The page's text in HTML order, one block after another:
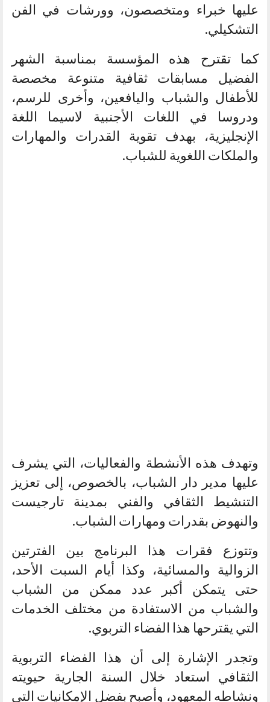
عليها خبراء ومتخصصون، وورشات في الفن
التشكيلي.
كما تقترح هذه المؤسسة بمناسبة الشهر
الفضيل مسابقات ثقافية متنوعة مخصصة
للأطفال والشباب واليافعين، وأخرى للرسم،
ودروسا في اللغات الأجنبية لاسيما اللغة
الإنجليزية، بهدف تقوية القدرات والمهارات
والملكات اللغوية للشباب.
وتهدف هذه الأنشطة والفعاليات، التي يشرف
عليها مدير دار الشباب، بالخصوص، إلى تعزيز
التنشيط الثقافي والفني بمدينة تارجيست
والنهوض بقدرات ومهارات الشباب.
وتتوزع فقرات هذا البرنامج بين الفترتين
الزوالية والمسائية، وكذا أيام السبت الأحد،
حتى يتمكن أكبر عدد ممكن من الشباب
والشباب من الاستفادة من مختلف الخدمات
التي يقترحها هذا الفضاء التربوي.
وتجدر الإشارة إلى أن هذا الفضاء التربوية
الثقافي استعاد خلال السنة الجارية حيويته
ونشاطه المعهود، وأصبح بفضل الإمكانيات التي